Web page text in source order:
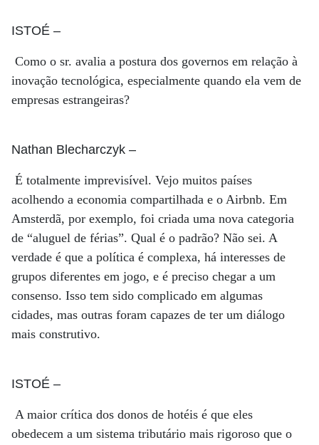
ISTOÉ –
Como o sr. avalia a postura dos governos em relação à
inovação tecnológica, especialmente quando ela vem de
empresas estrangeiras?
Nathan Blecharczyk –
É totalmente imprevisível. Vejo muitos países
acolhendo a economia compartilhada e o Airbnb. Em
Amsterdã, por exemplo, foi criada uma nova categoria
de “aluguel de férias”. Qual é o padrão? Não sei. A
verdade é que a política é complexa, há interesses de
grupos diferentes em jogo, e é preciso chegar a um
consenso. Isso tem sido complicado em algumas
cidades, mas outras foram capazes de ter um diálogo
mais construtivo.
ISTOÉ –
A maior crítica dos donos de hotéis é que eles
obedecem a um sistema tributário mais rigoroso que o